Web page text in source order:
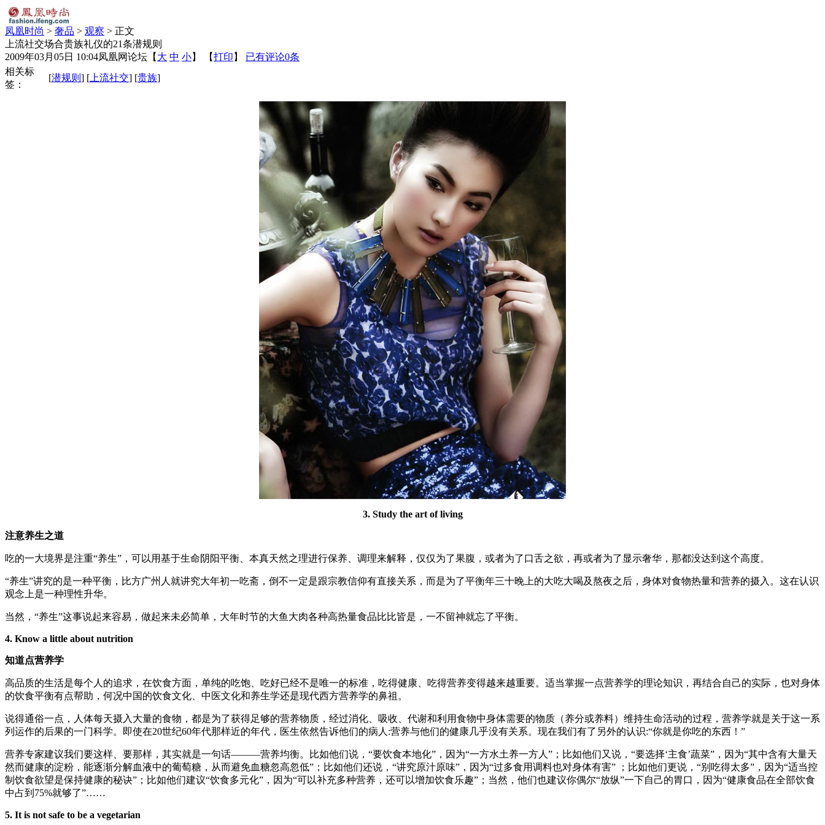
凤凰时尚 > 奢品 > 观察 > 正文
上流社交场合贵族礼仪的21条潜规则
2009年03月05日 10:04凤凰网论坛 【 大 中 小】 【打印 】 已有评论0条
相关标
签：
[潜规则 ] [ 上流社交] [贵族]
3. Study the art of living
注意养生之道
吃的一大境界是注重“养生”，可以用基于生命阴阳平衡、本真天然之理进行保养、调理来解释，仅仅为了果腹，或者为了口舌之欲，再或者为了显示奢华，那都没达到这个高度。
“养生”讲究的是一种平衡，比方广州人就讲究大年初一吃斋，倒不一定是跟宗教信仰有直接关系，而是为了平衡年三十晚上的大吃大喝及熬夜之后，身体对食物热量和营养的摄入。这在认识
观念上是一种理性升华。
当然，“养生”这事说起来容易，做起来未必简单，大年时节的大鱼大肉各种高热量食品比比皆是，一不留神就忘了平衡。
4. Know a little about nutrition
知道点营养学
高品质的生活是每个人的追求，在饮食方面，单纯的吃饱、吃好已经不是唯一的标准，吃得健康、吃得营养变得越来越重要。适当掌握一点营养学的理论知识，再结合自己的实际，也对身体
的饮食平衡有点帮助，何况中国的饮食文化、中医文化和养生学还是现代西方营养学的鼻祖。
说得通俗一点，人体每天摄入大量的食物，都是为了获得足够的营养物质，经过消化、吸收、代谢和利用食物中身体需要的物质（养分或养料）维持生命活动的过程，营养学就是关于这一系
列运作的后果的一门科学。即使在20世纪60年代那样近的年代，医生依然告诉他们的病人:营养与他们的健康几乎没有关系。现在我们有了另外的认识:“你就是你吃的东西！”
营养专家建议我们要这样、要那样，其实就是一句话———营养均衡。比如他们说，“要饮食本地化”，因为“一方水土养一方人”；比如他们又说，“要选择‘主食’蔬菜”，因为“其中含有大量天
然而健康的淀粉，能逐渐分解血液中的葡萄糖，从而避免血糖忽高忽低”；比如他们还说，“讲究原汁原味”，因为“过多食用调料也对身体有害” ；比如他们更说，“别吃得太多”，因为“适当控
制饮食欲望是保持健康的秘诀”；比如他们建议“饮食多元化”，因为“可以补充多种营养，还可以增加饮食乐趣”；当然，他们也建议你偶尔“放纵”一下自己的胃口，因为“健康食品在全部饮食
中占到75%就够了”……
5. It is not safe to be a vegetarian